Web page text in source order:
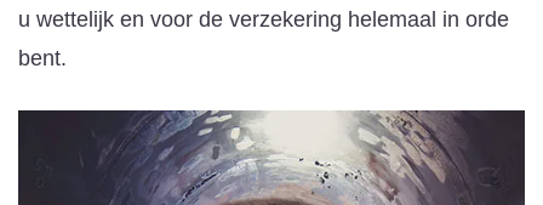
u wettelijk en voor de verzekering helemaal in orde
bent.